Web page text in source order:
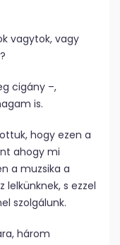
vagytok, vagy
cigány –,
is.
hogy ezen a
ahogy mi
a muzsika a
lelkünknek, s ezzel
szolgálunk.
három